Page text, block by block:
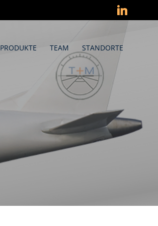
PRODUKTE TEAM STANDORTE